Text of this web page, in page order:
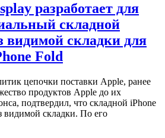
разработает для
складной
видимой складки для
Fold
цепочки поставки Apple, ранее
продуктов Apple до их
подтвердил, что складной iPhone
видимой складки. По его